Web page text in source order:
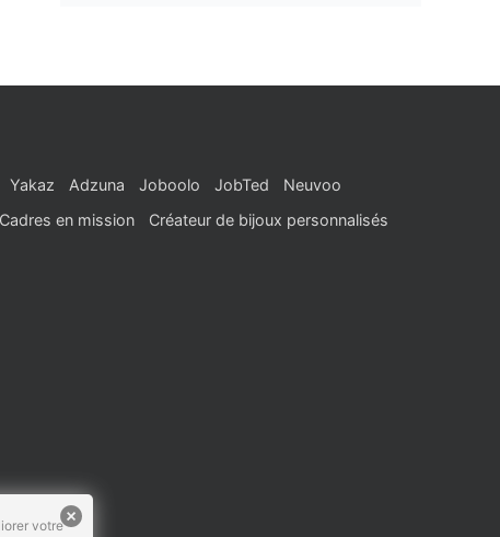
Yakaz Adzuna Joboolo JobTed
Neuvoo
Cadres en mission
Créateur de bijoux personnalisés
votre